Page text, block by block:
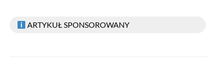
ARTYKUŁ SPONSOROWANY